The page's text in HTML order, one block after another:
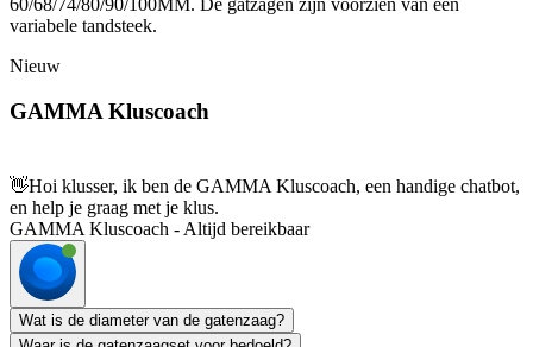
variabele tandsteek.
Nieuw
GAMMA Kluscoach
👋Hoi klusser, ik ben de GAMMA Kluscoach, een handige chatbot,
en help je graag met je klus.
GAMMA Kluscoach - Altijd bereikbaar
Wat is de diameter van de gatenzaag?